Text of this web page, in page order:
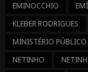
EMINOCCHIO
KLEBER RODRIGUES
MINISTÉRIO PÚBLICO
NETINHO